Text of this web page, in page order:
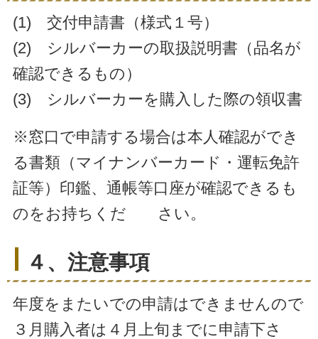
(1) 交付申請書（様式１号）
(2) シルバーカーの取扱説明書（品名が
確認できるもの）
(3) シルバーカーを購入した際の領収書
※窓口で申請する場合は本人確認ができ
る書類（マイナンバーカード・運転免許
証等）印鑑、通帳等口座が確認できるも
のをお持ちくだ さい。
４、注意事項
年度をまたいでの申請はできませんので
３月購入者は４月上旬までに申請下さ